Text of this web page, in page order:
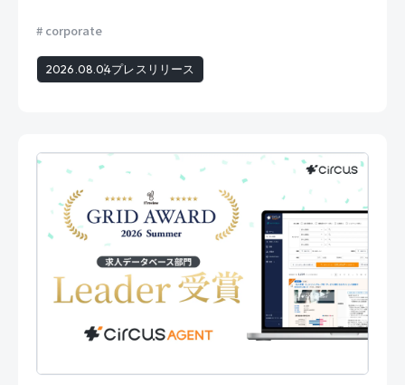
corporate
2026.08.04プレスリリース